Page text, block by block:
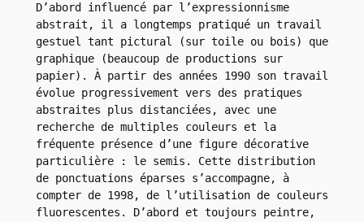
D’abord influencé par l’expressionnisme
abstrait, il a longtemps pratiqué un travail
gestuel tant pictural (sur toile ou bois) que
graphique (beaucoup de productions sur
papier). À partir des années 1990 son travail
évolue progressivement vers des pratiques
abstraites plus distanciées, avec une
recherche de multiples couleurs et la
fréquente présence d’une figure décorative
particulière : le semis. Cette distribution
de ponctuations éparses s’accompagne, à
compter de 1998, de l’utilisation de couleurs
fluorescentes. D’abord et toujours peintre,